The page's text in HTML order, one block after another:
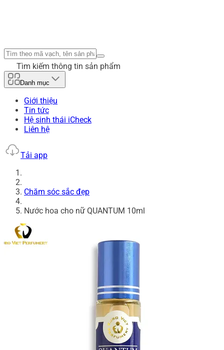
Tìm kiếm thông tin sản phẩm
Danh mục
Giới thiệu
Tin tức
Hệ sinh thái iCheck
Liên hệ
Tải app
Chăm sóc sắc đẹp
Nước hoa cho nữ QUANTUM 10ml